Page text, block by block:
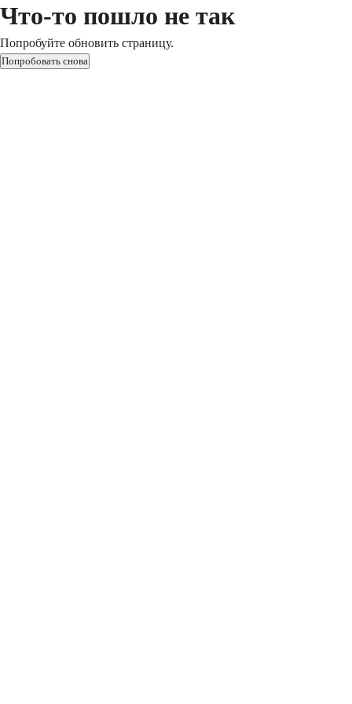
Что-то пошло не так
Попробуйте обновить страницу.
Попробовать снова